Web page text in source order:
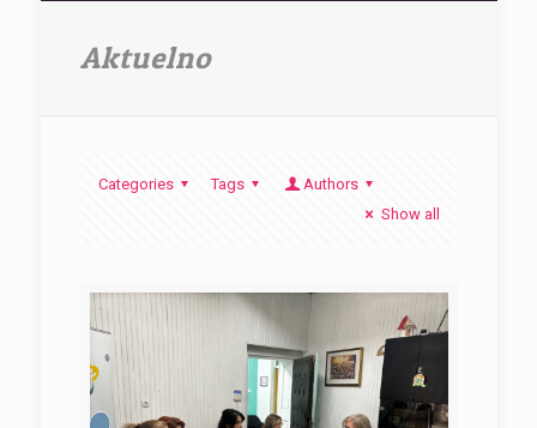
Aktuelno
Categories Tags
Authors
Show all